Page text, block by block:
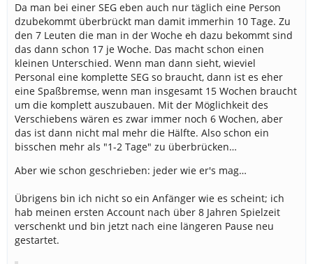
Da man bei einer SEG eben auch nur täglich eine Person
dzubekommt überbrückt man damit immerhin 10 Tage. Zu
den 7 Leuten die man in der Woche eh dazu bekommt sind
das dann schon 17 je Woche. Das macht schon einen
kleinen Unterschied. Wenn man dann sieht, wieviel
Personal eine komplette SEG so braucht, dann ist es eher
eine Spaßbremse, wenn man insgesamt 15 Wochen braucht
um die komplett auszubauen. Mit der Möglichkeit des
Verschiebens wären es zwar immer noch 6 Wochen, aber
das ist dann nicht mal mehr die Hälfte. Also schon ein
bisschen mehr als "1-2 Tage" zu überbrücken…
Aber wie schon geschrieben: jeder wie er's mag…
Übrigens bin ich nicht so ein Anfänger wie es scheint; ich
hab meinen ersten Account nach über 8 Jahren Spielzeit
verschenkt und bin jetzt nach eine längeren Pause neu
gestartet.